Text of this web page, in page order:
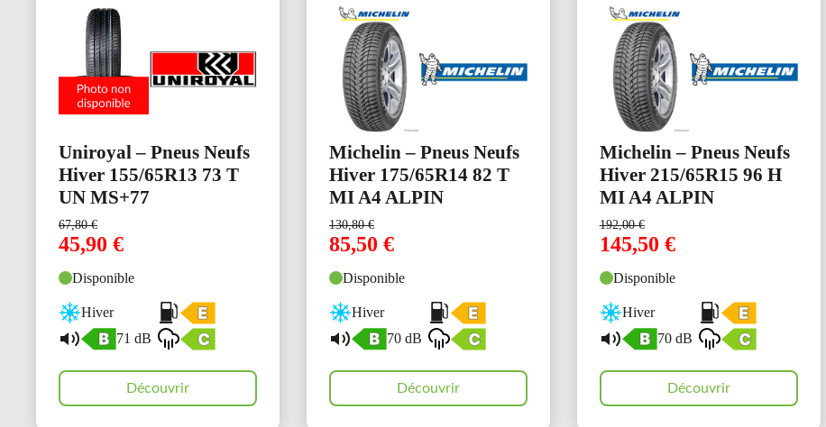
Uniroyal – Pneus Neufs
Hiver 155/65R13 73 T
UN MS+77
67,80€
45,90 €
Disponible
Hiver
71 dB
Découvrir
Michelin – Pneus Neufs
Hiver 175/65R14 82 T
MI A4 ALPIN
130,80€
85,50 €
Disponible
Hiver
70 dB
Découvrir
Michelin – Pneus Neufs
Hiver 215/65R15 96 H
MI A4 ALPIN
192,00€
145,50 €
Disponible
Hiver
70 dB
Découvrir